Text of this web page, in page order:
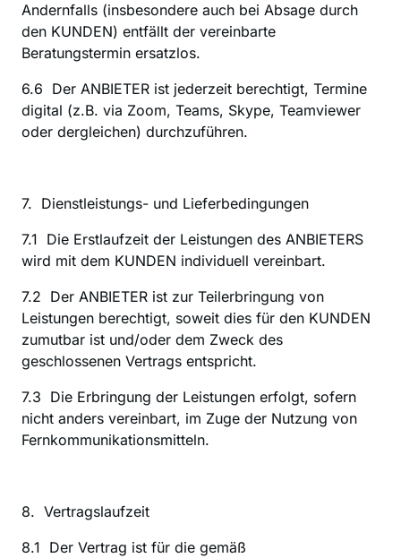
Andernfalls (insbesondere auch bei Absage durch
den KUNDEN) entfällt der vereinbarte
Beratungstermin ersatzlos.
6.6  Der ANBIETER ist jederzeit berechtigt, Termine
digital (z.B. via Zoom, Teams, Skype, Teamviewer
oder dergleichen) durchzuführen.
7.  Dienstleistungs- und Lieferbedingungen
‍7.1  Die Erstlaufzeit der Leistungen des ANBIETERS
wird mit dem KUNDEN individuell vereinbart.
7.2  Der ANBIETER ist zur Teilerbringung von
Leistungen berechtigt, soweit dies für den KUNDEN
zumutbar ist und/oder dem Zweck des
geschlossenen Vertrags entspricht.
7.3  Die Erbringung der Leistungen erfolgt, sofern
nicht anders vereinbart, im Zuge der Nutzung von
Fernkommunikationsmitteln.
8.  Vertragslaufzeit
‍8.1  Der Vertrag ist für die gemäß